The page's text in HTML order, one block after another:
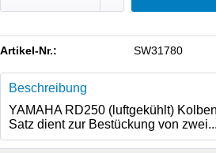
Artikel-Nr.: SW31780
Beschreibung
YAMAHA RD250 (luftgekühlt)
Satz dient zur Bestückung von zwei...